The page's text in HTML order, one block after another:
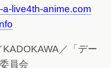
a-live4th-anime.com
／「デー
員会